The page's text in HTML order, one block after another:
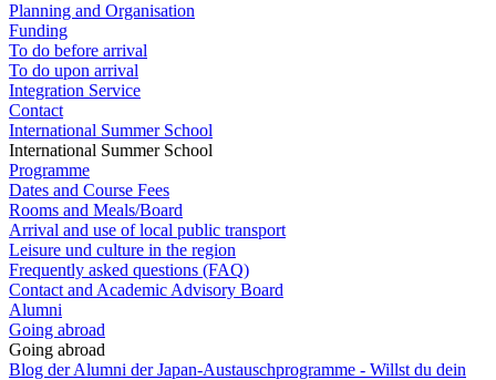
Planning and Organisation
Funding
To do before arrival
To do upon arrival
Integration Service
Contact
International Summer School
International Summer School
Programme
Dates and Course Fees
Rooms and Meals/Board
Arrival and use of local public transport
Leisure und culture in the region
Frequently asked questions (FAQ)
Contact and Academic Advisory Board
Alumni
Going abroad
Going abroad
Blog der Alumni der Japan-Austauschprogramme - Willst du dein